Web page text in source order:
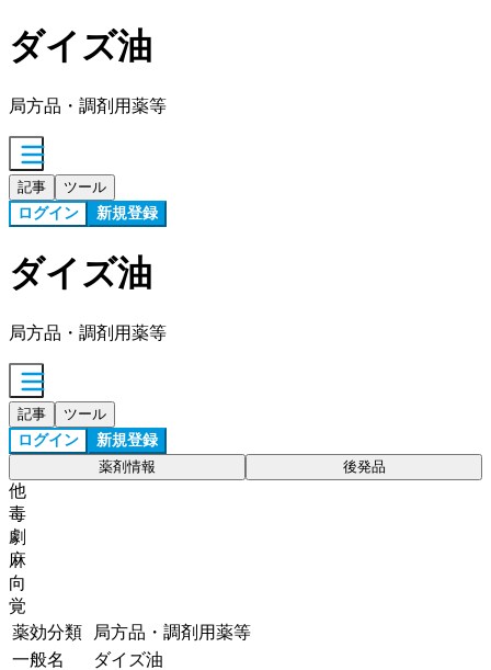
ダイズ油
局方品・調剤用薬等
記事 ツール
ログイン 新規登録
ダイズ油
局方品・調剤用薬等
記事 ツール
ログイン 新規登録
薬剤情報 後発品
他
毒
劇
麻
向
覚
薬効分類
局方品・調剤用薬等
一般名
ダイズ油